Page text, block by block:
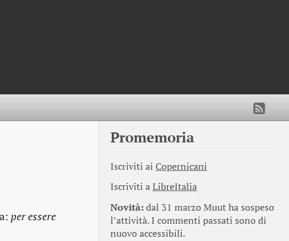
per essere
Promemoria
Iscriviti ai Copernicani
Iscriviti aLibreItalia
Novità:dal 31 marzo Muut ha sospeso
l’attività. I commenti passati sono di
nuovo accessibili.